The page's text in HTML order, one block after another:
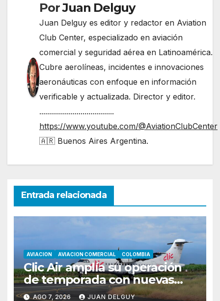
PorJuan Delguy
Juan Delguy es editor y redactor en Aviation
Club Center, especializado en aviación
comercial y seguridad aérea en Latinoamérica.
Cubre aerolíneas, incidentes e innovaciones
aeronáuticas con enfoque en información
verificable y actualizada. Director y editor.
......................................
https://www.youtube.com/@AviationClubCenter
🇦🇷 Buenos Aires Argentina.
Entrada relacionada
AVIACION AVIACION COMERCIAL COLOMBIA
Clic Air amplía su operación
de temporada con nuevas
rutas hacia Cartagena y Tolú
AGO 7, 2026 JUAN DELGUY